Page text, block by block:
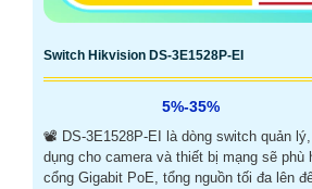
Switch Hikvision DS-3E1528P-EI
5%-35%
📽 DS-3E1528P-EI là dòng switch quản
dụng cho camera và thiết bị mạng sẽ phù
cổng Gigabit PoE, tổng nguồn tối đa lên